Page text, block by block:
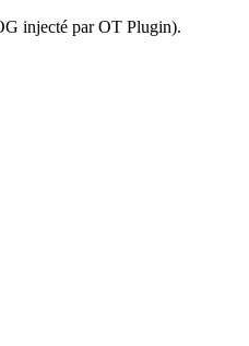
injecté par OT Plugin).